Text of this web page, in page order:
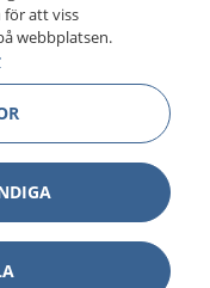
1177 för
Visa
för att viss
webbplatsen.